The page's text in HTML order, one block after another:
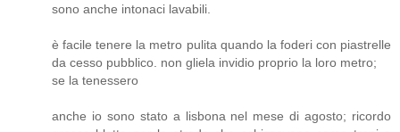
sono anche intonaci lavabili.
è facile tenere la metro pulita quando la foderi con piastrelle
da cesso pubblico. non gliela invidio proprio la loro metro;
se la tenessero
anche io sono stato a lisbona nel mese di agosto; ricordo